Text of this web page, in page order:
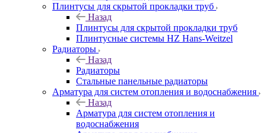
Плинтусы для скрытой прокладки труб
Назад
Плинтусы для скрытой прокладки труб
Плинтусные системы HZ Hans-Weitzel
Радиаторы
Назад
Радиаторы
Стальные панельные радиаторы
Арматура для систем отопления и водоснабжения
Назад
Арматура для систем отопления и
водоснабжения